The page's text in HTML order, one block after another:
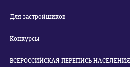
Для застройщиков
Конкурсы
ВСЕРОССИЙСКАЯ ПЕРЕПИСЬ НАСЕЛЕНИЯ